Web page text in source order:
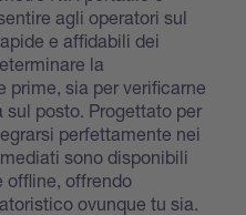
agli operatori sul
e affidabili dei
la
prime, sia per verificarne
posto. Progettato per
perfettamente nei
sono disponibili
offline, offrendo
ovunque tu sia.